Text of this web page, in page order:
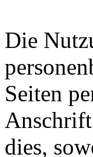
Die
Seiten
dies,